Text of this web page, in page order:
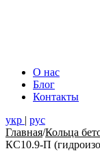
О нас
Блог
Контакты
укр | рус
Главная/Кольца
КС10.9-П